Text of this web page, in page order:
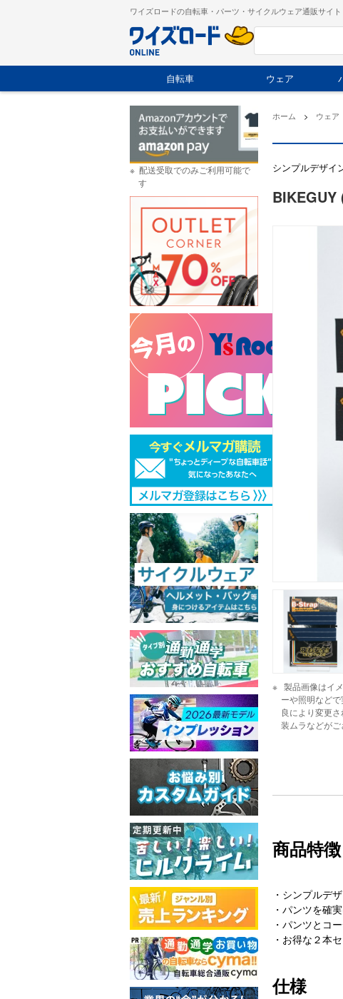
ワイズロードの自転車・パーツ・サイクルウェア通販サイト
自転車 ウェア
ホーム > ウェア
シンプルデザイ
BIKEGUY
製品画像はイ
ーや照明など
良により変更
装ムラなどがご
商品特徴
・シンプルデ
・パンツを確
・パンツとコ
・お得な２本
仕様
配送受取でのみご利用可能で
す